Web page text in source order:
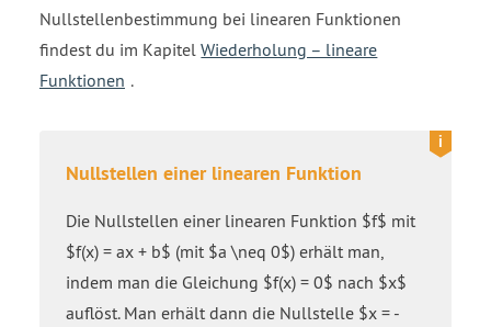
Nullstellenbestimmung bei linearen Funktionen
findest du im Kapitel Wiederholung – lineare
Funktionen .
Nullstellen einer linearen Funktion
Die Nullstellen einer linearen Funktion $f$ mit
$f(x) = ax + b$ (mit $a \neq 0$) erhält man,
indem man die Gleichung $f(x) = 0$ nach $x$
auflöst. Man erhält dann die Nullstelle $x = -